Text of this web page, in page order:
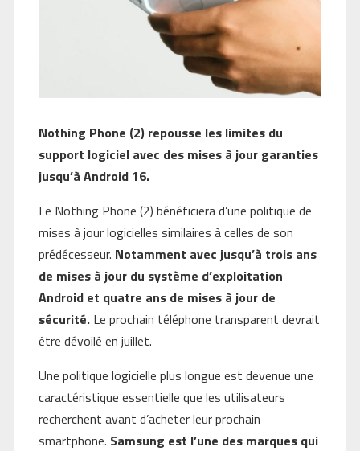
Nothing Phone (2) repousse les limites du
support logiciel avec des mises à jour garanties
jusqu’à Android 16.
Le Nothing Phone (2) bénéficiera d’une politique de
mises à jour logicielles similaires à celles de son
prédécesseur. Notamment avec jusqu’à trois ans
de mises à jour du système d’exploitation
Android et quatre ans de mises à jour de
sécurité.Le prochain téléphone transparent devrait
être dévoilé en juillet.
Une politique logicielle plus longue est devenue une
caractéristique essentielle que les utilisateurs
recherchent avant d’acheter leur prochain
smartphone. Samsung est l’une des marques qui